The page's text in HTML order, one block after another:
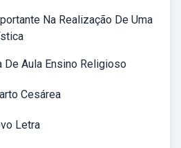
Na Realização De Uma
De Aula Ensino Religioso
Cesárea
Letra